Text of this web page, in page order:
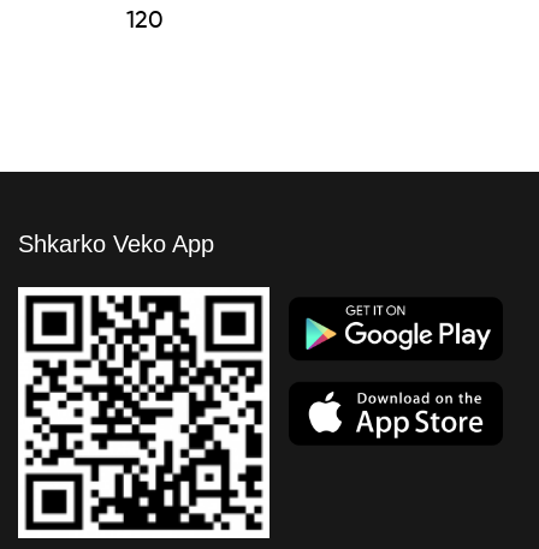
120
Shkarko Veko App